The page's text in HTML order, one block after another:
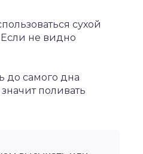
сухой
не видно
до самого дна
поливать